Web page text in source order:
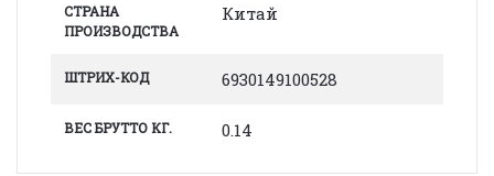
СТРАНА
ПРОИЗВОДСТВА
Китай
ШТРИХ-КОД 6930149100528
ВЕС БРУТТО КГ. 0.14